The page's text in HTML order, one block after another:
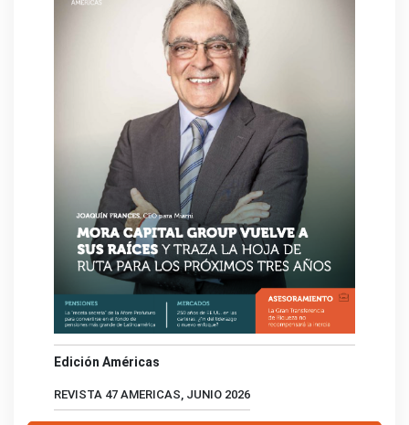
Edición Américas
REVISTA 47 AMERICAS, JUNIO 2026